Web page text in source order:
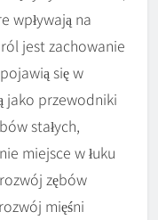
wpływają na
jest zachowanie
się w
jako przewodniki
stałych,
miejsce w łuku
zębów
mięśni